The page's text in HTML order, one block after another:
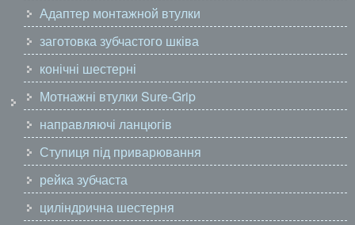
Адаптер монтажной втулки
заготовка зубчастого шківа
конічні шестерні
Мотнажні втулки Sure-Grip
направляючі ланцюгів
Ступиця під приварювання
рейка зубчаста
циліндрична шестерня